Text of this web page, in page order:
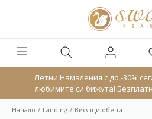
Летни Намаления с до -30%
любимите си бижута!
Начало Landing Висящи обеци